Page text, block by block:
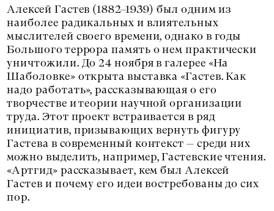
Алексей Гастев (1882–1939) был одним из
наиболее радикальных и влиятельных
мыслителей своего времени, однако в годы
Большого террора память о нем практически
уничтожили. До 24 ноября в галерее «На
Шаболовке» открыта выставка «Гастев. Как
надо работать», рассказывающая о его
творчестве и теории научной организации
труда. Этот проект встраивается в ряд
инициатив, призывающих вернуть фигуру
Гастева в современный контекст — среди них
можно выделить, например, Гастевские чтения.
«Артгид» рассказывает, кем был Алексей
Гастев и почему его идеи востребованы до сих
пор.